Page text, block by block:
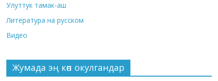
Улуттук тамак-аш
Литература на русском
Видео
Жумада эң көп окулгандар